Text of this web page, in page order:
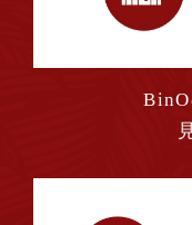
2023年11月 (2)
2023年10月 (3)